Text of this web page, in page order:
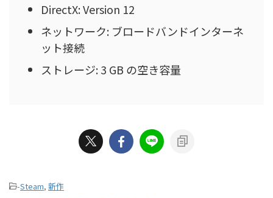
DirectX: Version 12
ネットワーク: ブロードバンドインターネ
ット接続
ストレージ: 3 GB の空き容量
-Steam, 新作